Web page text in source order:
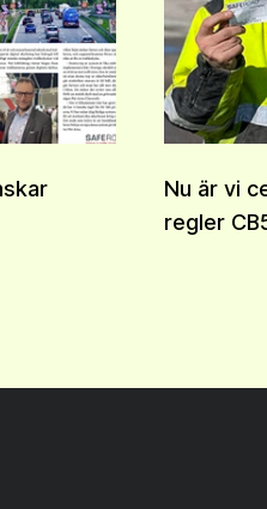
Nu är vi
regler